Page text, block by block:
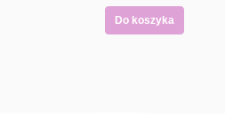
Do koszyka